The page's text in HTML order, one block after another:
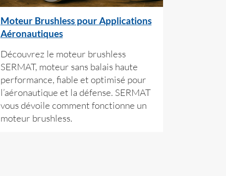
Moteur Brushless pour Applications
Aéronautiques
Découvrez le moteur brushless
SERMAT, moteur sans balais haute
performance, fiable et optimisé pour
l’aéronautique et la défense. SERMAT
vous dévoile comment fonctionne un
moteur brushless.